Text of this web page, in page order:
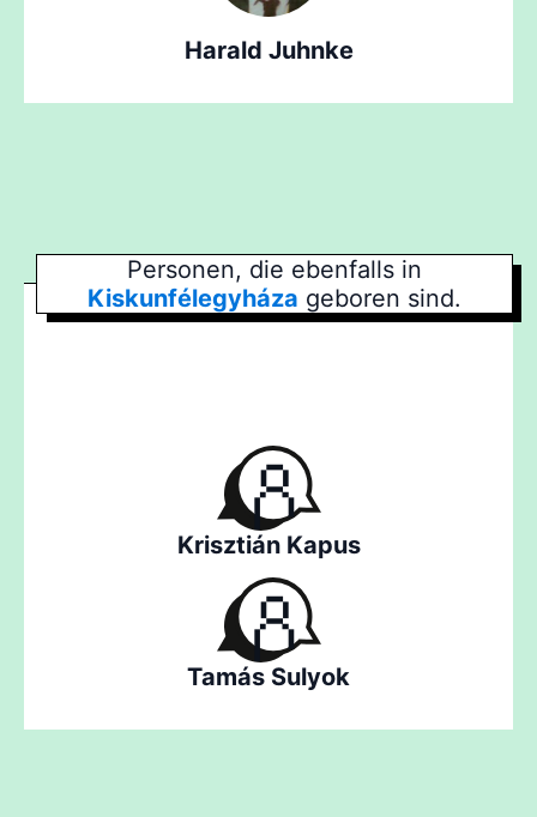
Harald Juhnke
Personen, die ebenfalls in
Kiskunfélegyháza geboren sind.
Krisztián Kapus
Tamás Sulyok